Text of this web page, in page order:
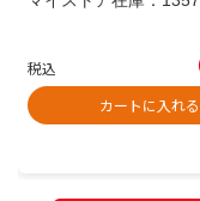
税込
カートに入れる